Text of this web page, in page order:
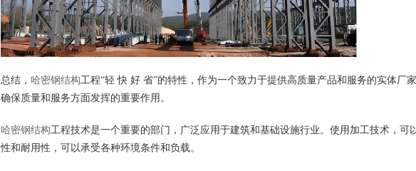
总结， 哈密钢结构工程“轻 快 好 省”的特性，作为一个致力于提供高质量产品和服务的实体厂
确保质量和服务方面发挥的重要作用。
哈密钢结构工程技术是一个重要的部门，广泛应用于建筑和基础设施行业。使用加工技术，
性和耐用性，可以承受各种环境条件和负载。